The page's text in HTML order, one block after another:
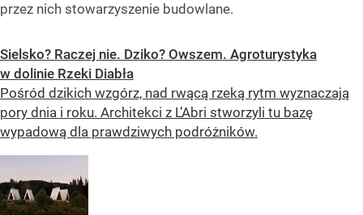
przez nich stowarzyszenie budowlane.
Sielsko? Raczej nie. Dziko? Owszem. Agroturystyka
w dolinie Rzeki Diabła
Pośród dzikich wzgórz, nad rwącą rzeką rytm wyznaczają
pory dnia i roku. Architekci z L’Abri stworzyli tu bazę
wypadową dla prawdziwych podróżników.